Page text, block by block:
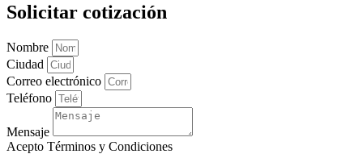
Solicitar cotización
Nombre
Ciudad
Correo electrónico
Teléfono
Mensaje
Acepto Términos y Condiciones